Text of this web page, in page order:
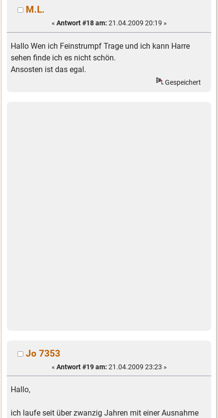
M.L.
« Antwort #18 am: 21.04.2009 20:19 »
Hallo Wen ich Feinstrumpf Trage und ich kann Harre
sehen finde ich es nicht schön.
Ansosten ist das egal.
Gespeichert
Jo 7353
« Antwort #19 am: 21.04.2009 23:23 »
Hallo,
ich laufe seit über zwanzig Jahren mit einer Ausnahme